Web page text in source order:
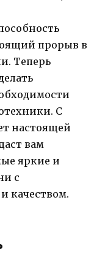
прорыв в
Теперь
С
настоящей
вам
яркие и
с
качеством.